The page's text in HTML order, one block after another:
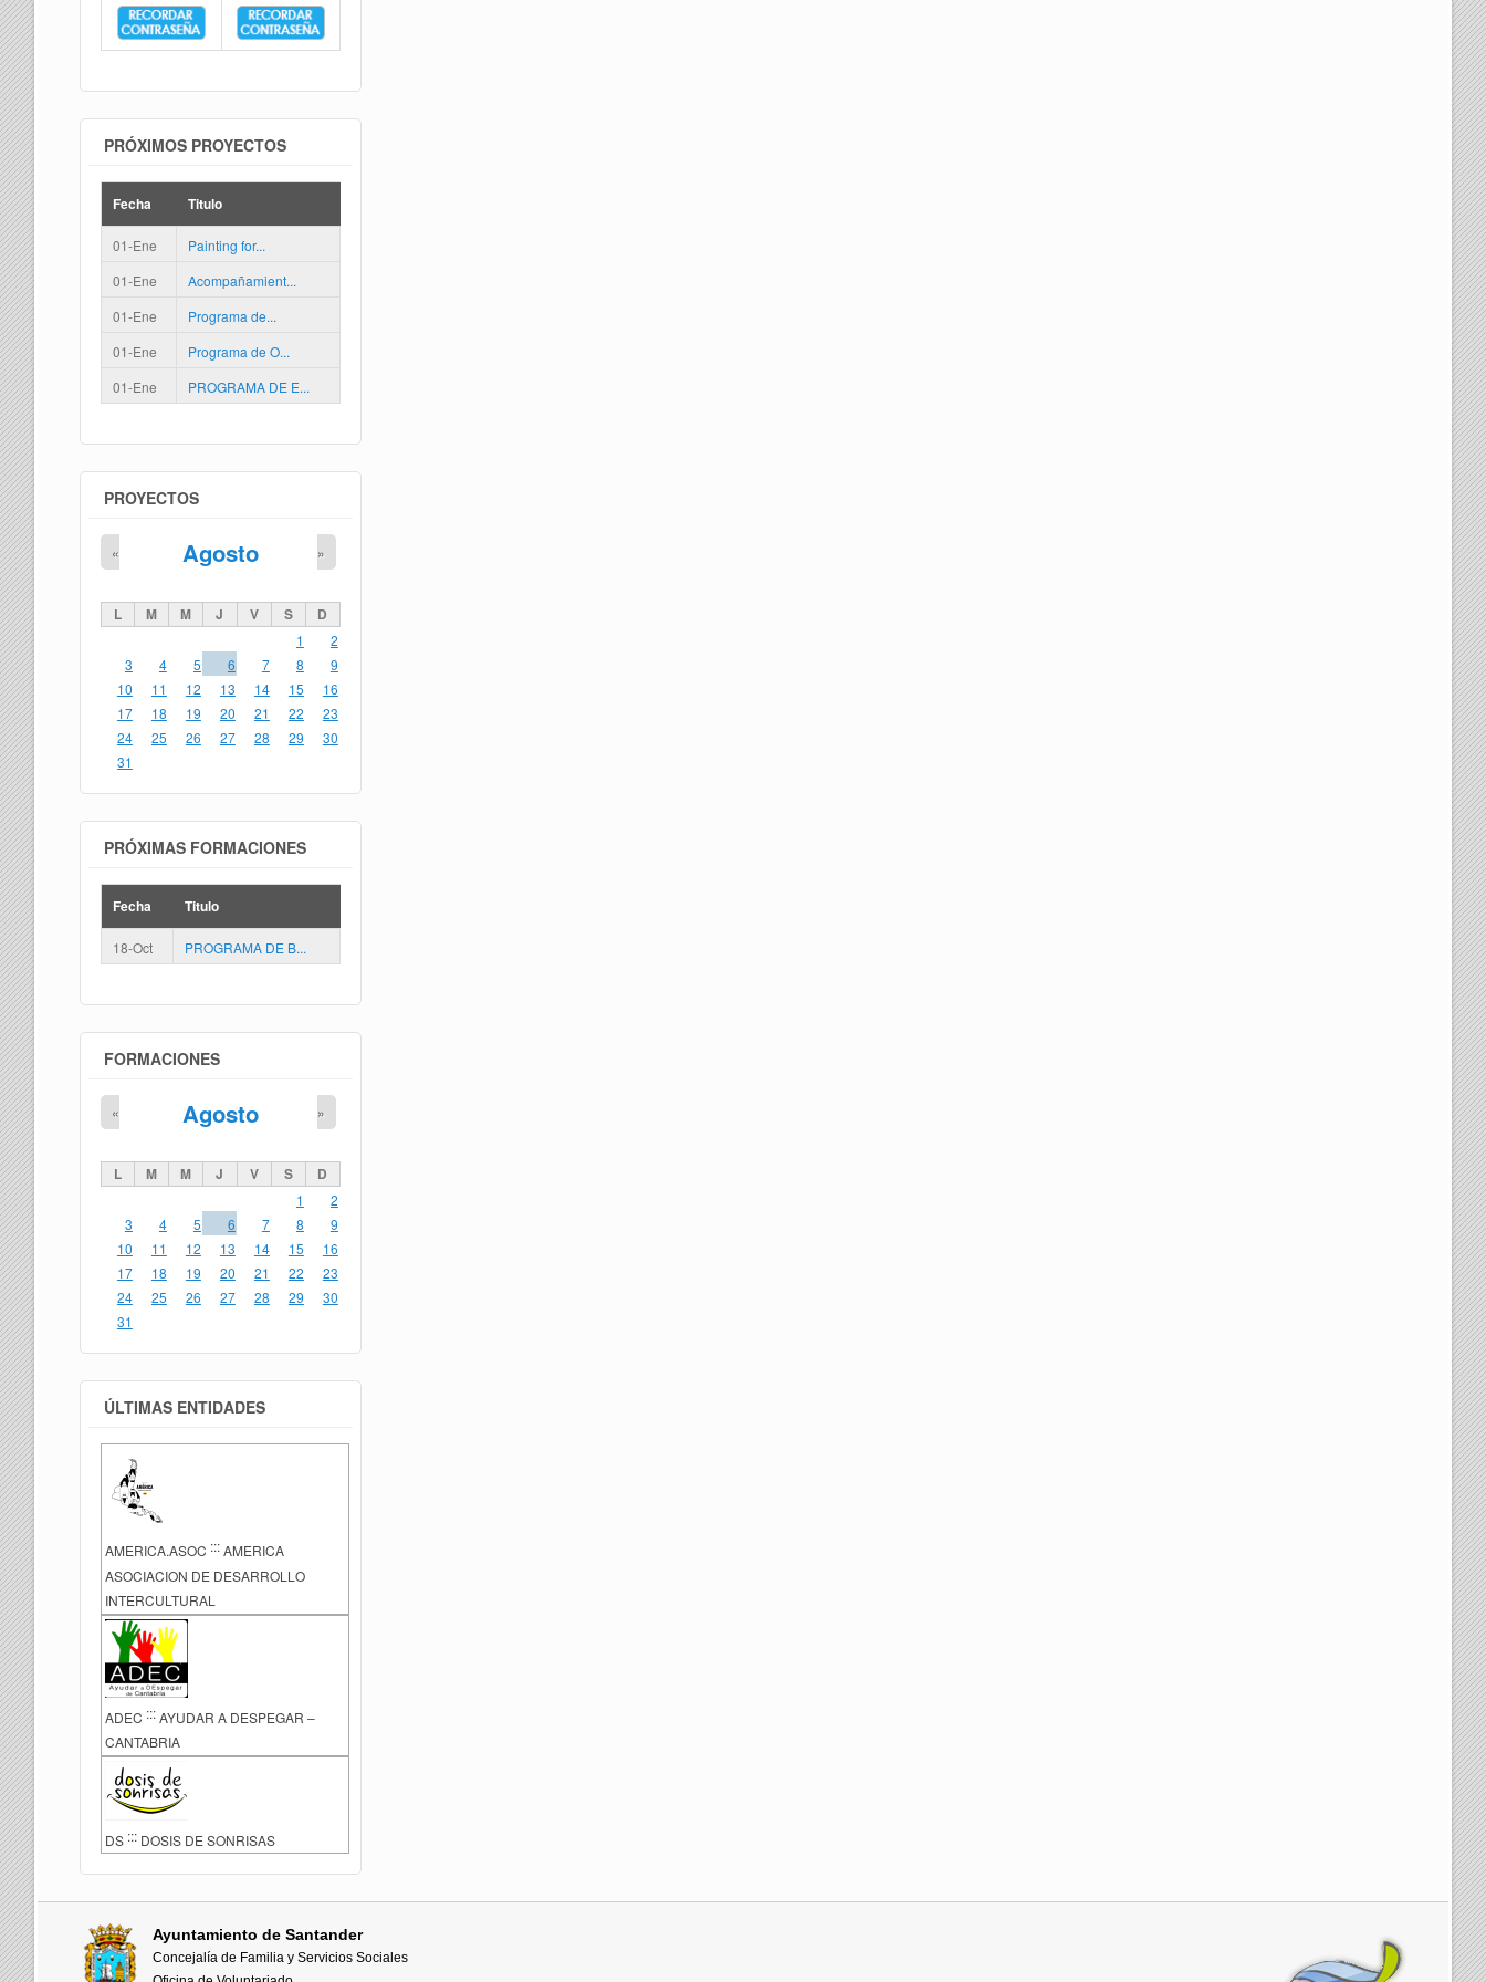
PRÓXIMOS PROYECTOS
Fecha Titulo
01-Ene
Painting for...
01-Ene
Acompañamient...
01-Ene
Programa de...
01-Ene
Programa de O...
01-Ene
PROGRAMA DE E...
PROYECTOS
Agosto
« »
L M M J V S D
1
2
3
4 5 6 7 8
9
10
11 12 13 14 15
16
17
18 19 20 21 22
23
24
25 26 27 28 29
30
31
PRÓXIMAS FORMACIONES
Fecha Titulo
18-Oct PROGRAMA DE B...
FORMACIONES
Agosto
« »
L M M J V S D
1
2
3
4 5 6 7 8
9
10
11 12 13 14 15
16
17
18 19 20 21 22
23
24
25 26 27 28 29
30
31
ÚLTIMAS ENTIDADES
AMERICA.ASOC :::AMERICA
ASOCIACION DE DESARROLLO
INTERCULTURAL
ADEC ::: AYUDAR A DESPEGAR –
CANTABRIA
DS ::: DOSIS DE SONRISAS
Ayuntamiento de Santander
Concejalía de Familia y Servicios Sociales